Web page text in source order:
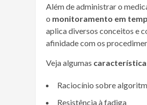
Além de administrar o
o monitoramento em
aplica diversos conceitos e
afinidade com os
Veja algumas
Raciocínio sobre
Resistência à fadiga